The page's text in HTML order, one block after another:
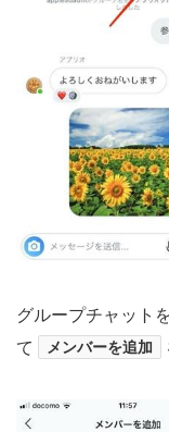
グループチャット
て
メンバーを追加